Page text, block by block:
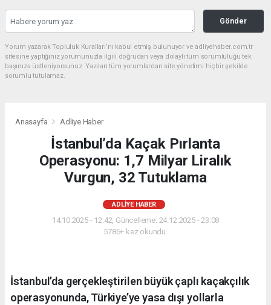
Gönder
Yorum yazarak Topluluk Kuralları’nı kabul etmiş bulunuyor ve adliyehaber.com.tr
sitesine yaptığınız yorumunuzla ilgili doğrudan veya dolaylı tüm sorumluluğu tek
başınıza üstleniyorsunuz. Yazılan tüm yorumlardan site yönetimi hiçbir şekilde
sorumlu tutulamaz.
Anasayfa Adliye Haber
İstanbul’da Kaçak Pırlanta
Operasyonu: 1,7 Milyar Liralık
Vurgun, 32 Tutuklama
ADLIYE HABER
14.10.2025 - 12:42, Güncelleme: 24.12.2025 - 23:08
5786+ kez okundu.
İstanbul’da gerçekleştirilen büyük çaplı kaçakçılık
operasyonunda, Türkiye’ye yasa dışı yollarla